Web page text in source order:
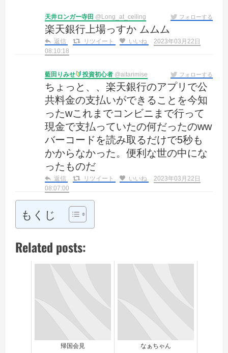
天井ロンガー寺田 @Long_at_ceiling フォローする
楽天銀行上場っすか ムムム
返信 リツイート いいね
2023年03月22日
08:10:18
藍田りみせ 投資初心者 @aitarimise フォローする
ちょっと、、楽天銀行のアプリで公
共料金の支払いができることを今知
ったwこれまでコンビニまで行って
現金で支払っていたの何だったのww
バーコードを読み取るだけで5秒も
かからなかった。便利な世の中にな
ったものだ
返信 リツイート いいね
2023年03月22日
08:07:00
もくじ
Related posts:
帰国会見 なぁちゃん